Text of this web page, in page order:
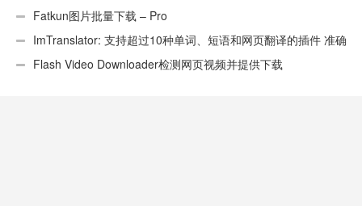
Fatkun图片批量下载 – Pro
ImTranslator: 支持超过10种单词、短语和网页翻译的插件 准确
性不错Flash Video Downloader检测网页视频并提供下载